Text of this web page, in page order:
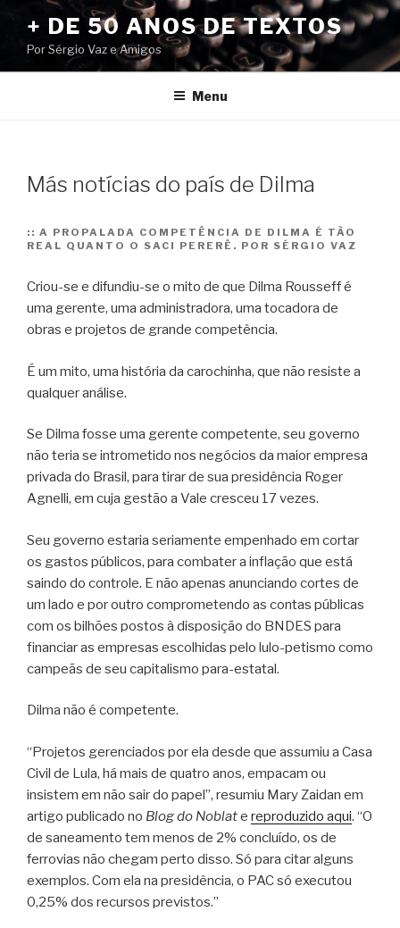
conteúdo
+ DE 50 ANOS DE TEXTOS
Por Sérgio Vaz e Amigos
Menu
Más notícias do país de Dilma
:: A PROPALADA COMPETÊNCIA DE DILMA É TÃO
REAL QUANTO O SACI PERERÊ. POR SÉRGIO VAZ
Criou-se e difundiu-se o mito de que Dilma Rousseff é
uma gerente, uma administradora, uma tocadora de
obras e projetos de grande competência.
É um mito, uma história da carochinha, que não resiste a
qualquer análise.
Se Dilma fosse uma gerente competente, seu governo
não teria se intrometido nos negócios da maior empresa
privada do Brasil, para tirar de sua presidência Roger
Agnelli, em cuja gestão a Vale cresceu 17 vezes.
Seu governo estaria seriamente empenhado em cortar
os gastos públicos, para combater a inflação que está
saindo do controle. E não apenas anunciando cortes de
um lado e por outro comprometendo as contas públicas
com os bilhões postos à disposição do BNDES para
financiar as empresas escolhidas pelo lulo-petismo como
campeãs de seu capitalismo para-estatal.
Dilma não é competente.
“Projetos gerenciados por ela desde que assumiu a Casa
Civil de Lula, há mais de quatro anos, empacam ou
insistem em não sair do papel”, resumiu Mary Zaidan em
artigo publicado no Blog do Noblate reproduzido aqui. “O
de saneamento tem menos de 2% concluído, os de
ferrovias não chegam perto disso. Só para citar alguns
exemplos. Com ela na presidência, o PAC só executou
0,25% dos recursos previstos.”